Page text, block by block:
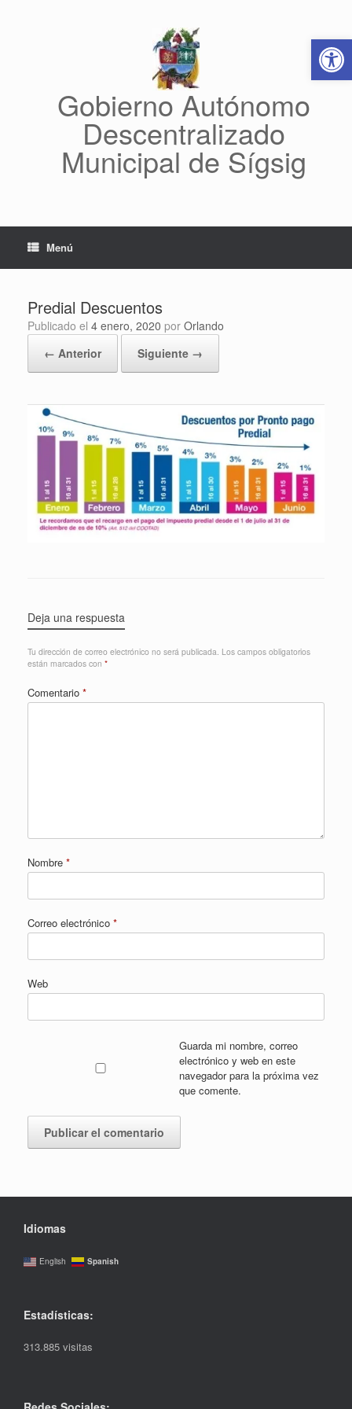
Abrir
Gobierno Autónomo
Descentralizado
Municipal de Sígsig
Menú
Predial Descuentos
Publicado el 4 enero, 2020 por Orlando
← Anterior
Siguiente →
Deja una respuesta
Tu dirección de correo electrónico no será publicada. Los campos obligatorios
están marcados con *
Comentario *
Nombre *
Correo electrónico *
Web
Guarda mi nombre, correo
electrónico y web en este
navegador para la próxima vez
que comente.
Idiomas
English Spanish
Estadísticas:
313.885 visitas